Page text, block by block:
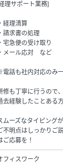
理サポート業務]
経理清算
請求書の処理
宅急便の受け取り
メール応対 など
話も社内対応のみ
修も丁寧に行うので
去経験したことある
ムーズなタイピング
不明点はしっかりご
ご応募を！
フィスワーク